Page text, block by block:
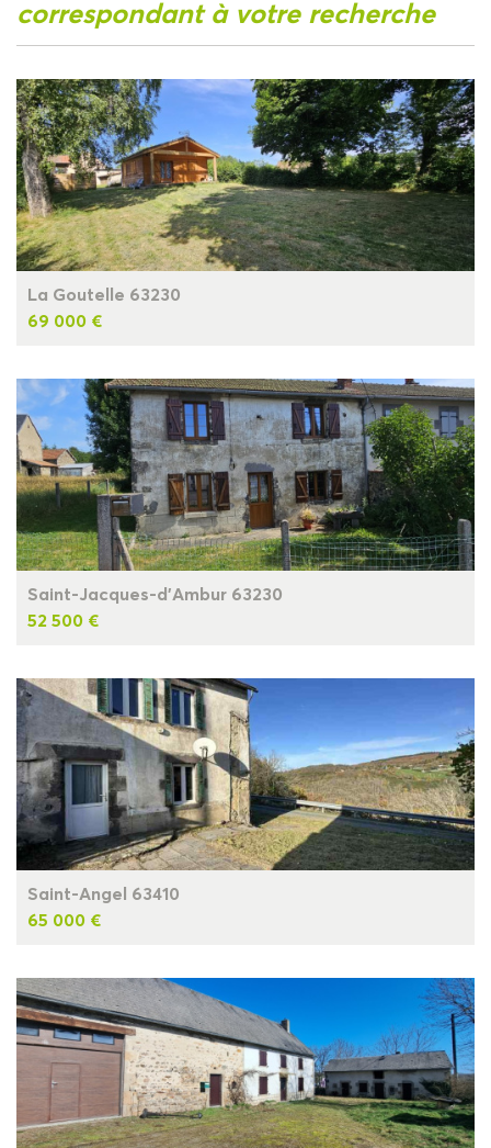
correspondant à votre recherche
La Goutelle 63230
69 000 €
Saint-Jacques-d'Ambur 63230
52 500 €
Saint-Angel 63410
65 000 €